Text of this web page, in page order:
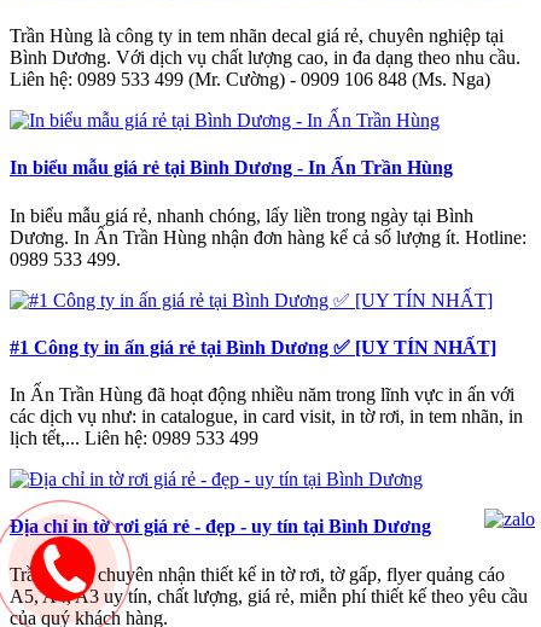
Trần Hùng là công ty in tem nhãn decal giá rẻ, chuyên nghiệp tại
Bình Dương. Với dịch vụ chất lượng cao, in đa dạng theo nhu cầu.
Liên hệ: 0989 533 499 (Mr. Cường) - 0909 106 848 (Ms. Nga)
In biểu mẫu giá rẻ tại Bình Dương - In Ấn Trần Hùng
In biểu mẫu giá rẻ, nhanh chóng, lấy liền trong ngày tại Bình
Dương. In Ấn Trần Hùng nhận đơn hàng kể cả số lượng ít. Hotline:
0989 533 499.
#1 Công ty in ấn giá rẻ tại Bình Dương ✅ [UY TÍN NHẤT]
In Ấn Trần Hùng đã hoạt động nhiều năm trong lĩnh vực in ấn với
các dịch vụ như: in catalogue, in card visit, in tờ rơi, in tem nhãn, in
lịch tết,... Liên hệ: 0989 533 499
Địa chỉ in tờ rơi giá rẻ - đẹp - uy tín tại Bình Dương
Trần Hùng chuyên nhận thiết kế in tờ rơi, tờ gấp, flyer quảng cáo
A5, A4, A3 uy tín, chất lượng, giá rẻ, miễn phí thiết kế theo yêu cầu
của quý khách hàng.